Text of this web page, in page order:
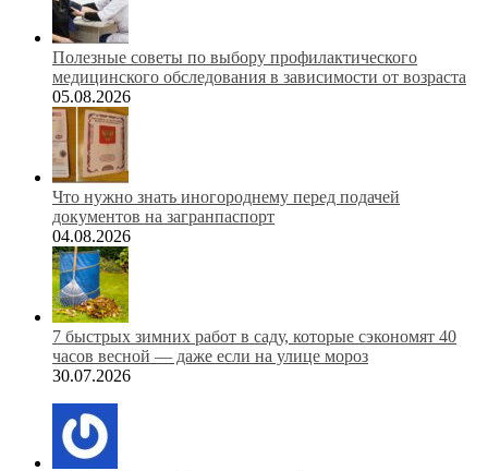
Полезные советы по выбору профилактического
медицинского обследования в зависимости от возраста
05.08.2026
Что нужно знать иногороднему перед подачей
документов на загранпаспорт
04.08.2026
7 быстрых зимних работ в саду, которые сэкономят 40
часов весной — даже если на улице мороз
30.07.2026